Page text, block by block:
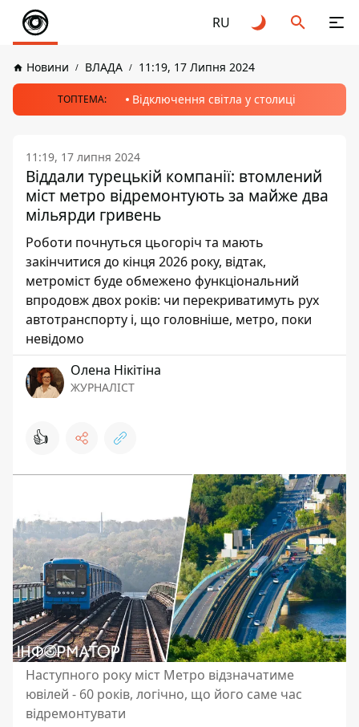
RU
Новини ВЛАДА 11:19, 17 Липня 2024
ТОПТЕМА: Відключення світла у столиці
11:19, 17 липня 2024
Віддали турецькій компанії: втомлений
міст метро відремонтують за майже два
мільярди гривень
Роботи почнуться цьогоріч та мають
закінчитися до кінця 2026 року, відтак,
метроміст буде обмежено функціональний
впродовж двох років: чи перекриватимуть рух
автотранспорту і, що головніше, метро, поки
невідомо
Олена Нікітіна
ЖУРНАЛІСТ
👍
Наступного року міст Метро відзначатиме
ювілей - 60 років, логічно, що його саме час
відремонтувати